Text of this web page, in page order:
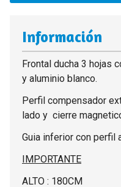
Información
Frontal ducha 3 hojas
y aluminio blanco.
Perfil compensador
lado y cierre
Guia inferior con perfil
IMPORTANTE
ALTO : 180CM